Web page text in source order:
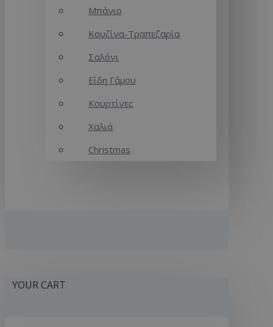
Μπάνιο
Κουζίνα-Τραπεζαρία
Σαλόνι
Είδη Γάμου
Κουρτίνες
Χαλιά
Christmas
YOUR CART